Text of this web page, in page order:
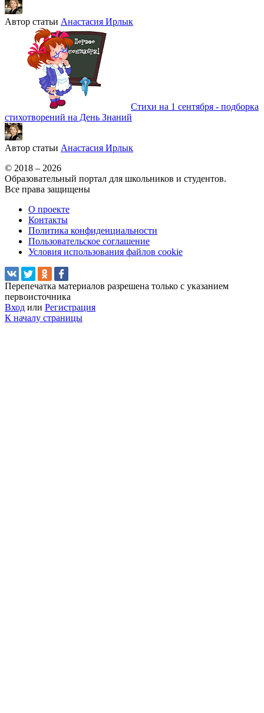
Автор статьи Анастасия Ирлык
Стихи на 1 сентября - подборка
стихотворений на День Знаний
Автор статьи Анастасия Ирлык
© 2018 – 2026
Образовательный портал для школьников и студентов.
Все права защищены
О проекте
Контакты
Политика конфиденциальности
Пользовательское соглашение
Условия использования файлов cookie
Перепечатка материалов разрешена только с указанием
первоисточника
Вход или Регистрация
К началу страницы